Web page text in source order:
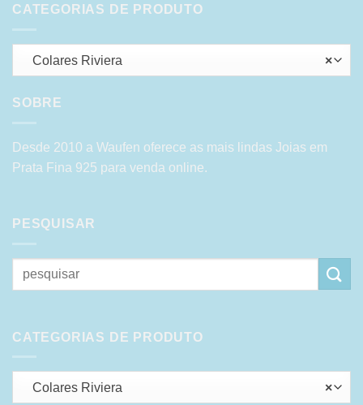
CATEGORIAS DE PRODUTO
×
Colares Riviera
SOBRE
Desde 2010 a Waufen oferece as mais lindas Joias em
Prata Fina 925 para venda online.
PESQUISAR
Pesquisar
por:
CATEGORIAS DE PRODUTO
×
Colares Riviera